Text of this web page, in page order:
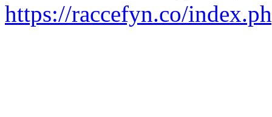
https://raccefyn.co/